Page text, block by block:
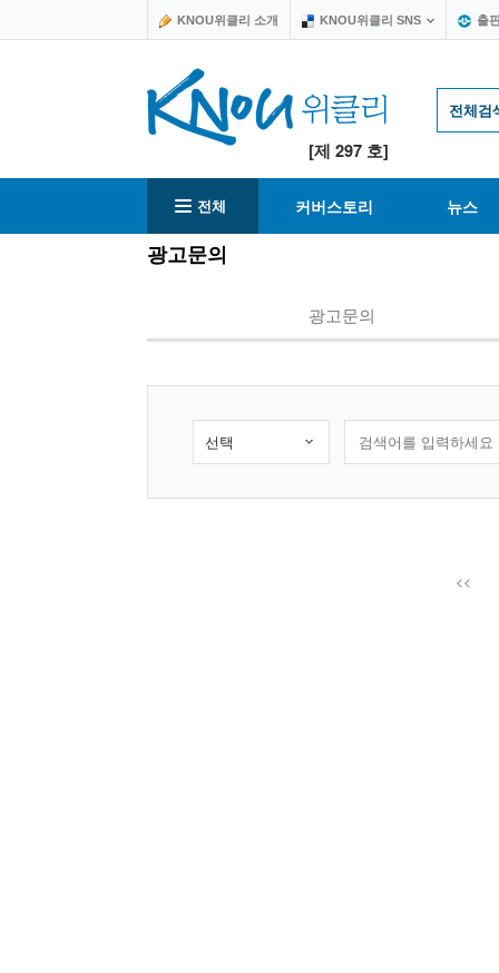
KNOU위클리 소개 KNOU위클리 SNS 출
[제 297 호]
전체검
전체 커버스토리 뉴스
광고문의
광고문의
<<